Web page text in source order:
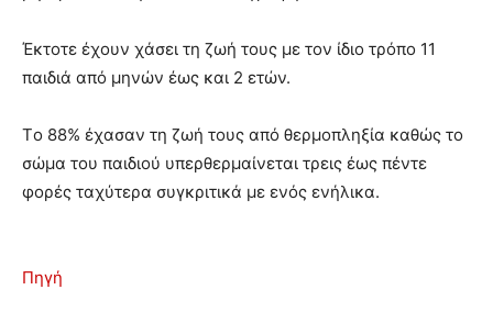
Έκτοτε έχουν χάσει τη ζωή τους με τον ίδιο τρόπο 11
παιδιά από μηνών έως και 2 ετών.
Τo 88% έχασαν τη ζωή τους από θερμοπληξία καθώς το
σώμα του παιδιού υπερθερμαίνεται τρεις έως πέντε
φορές ταχύτερα συγκριτικά με ενός ενήλικα.
Πηγή